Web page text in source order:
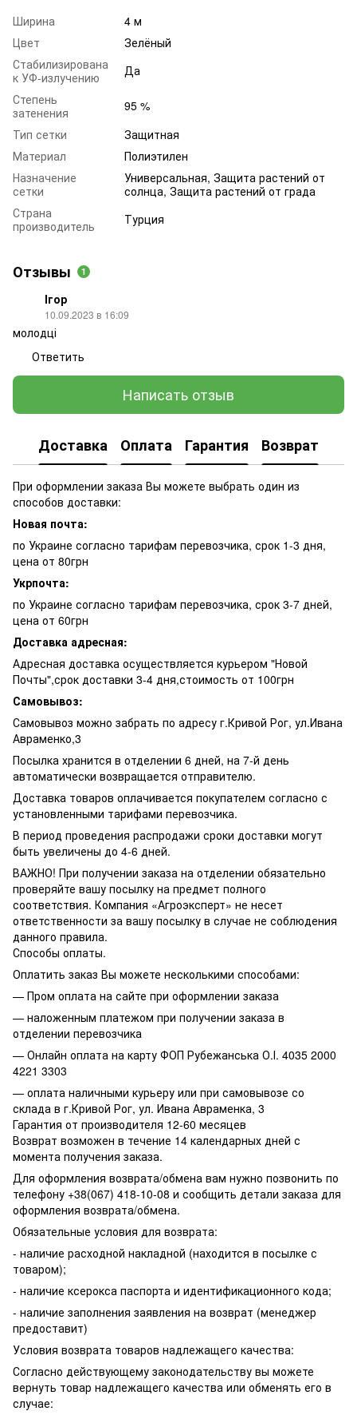
Ширина
4 м
Цвет
Зелёный
Стабилизирована
к УФ-излучению
Да
Степень
затенения
95 %
Тип сетки
Защитная
Материал
Полиэтилен
Назначение
сетки
Универсальная, Защита растений от
солнца, Защита растений от града
Страна
производитель
Турция
Отзывы 1
Ігор
10.09.2023 в 16:09
молодці
Ответить
Написать отзыв
Доставка Оплата Гарантия Возврат
При оформлении заказа Вы можете выбрать один из
способов доставки:
Новая почта:
по Украине согласно тарифам перевозчика, срок 1-3 дня,
цена от 80грн
Укрпочта:
по Украине согласно тарифам перевозчика, срок 3-7 дней,
цена от 60грн
Доставка адресная:
Адресная доставка осуществляется курьером "Новой
Почты",срок доставки 3-4 дня,стоимость от 100грн
Самовывоз:
Самовывоз можно забрать по адресу г.Кривой Рог, ул.Ивана
Авраменко,3
Посылка хранится в отделении 6 дней, на 7-й день
автоматически возвращается отправителю.
Доставка товаров оплачивается покупателем согласно с
установленными тарифами перевозчика.
В период проведения распродажи сроки доставки могут
быть увеличены до 4-6 дней.
ВАЖНО! При получении заказа на отделении обязательно
проверяйте вашу посылку на предмет полного
соответствия. Компания «Агроэксперт» не несет
ответственности за вашу посылку в случае не соблюдения
данного правила.
Способы оплаты.
Оплатить заказ Вы можете несколькими способами:
— Пром оплата на сайте при оформлении заказа
— наложенным платежом при получении заказа в
отделении перевозчика
— Онлайн оплата на карту ФОП Рубежанська О.І. 4035 2000
4221 3303
— оплата наличными курьеру или при самовывозе со
склада в г.Кривой Рог, ул. Ивана Авраменка, 3
Гарантия от производителя 12-60 месяцев
Возврат возможен в течение 14 календарных дней с
момента получения заказа.
Для оформления возврата/обмена вам нужно позвонить по
телефону +38(067) 418-10-08 и сообщить детали заказа для
оформления возврата/обмена.
Обязательные условия для возврата:
- наличие расходной накладной (находится в посылке с
товаром);
- наличие ксерокса паспорта и идентификационного кода;
- наличие заполнения заявления на возврат (менеджер
предоставит)
Условия возврата товаров надлежащего качества:
Согласно действующему законодательству вы можете
вернуть товар надлежащего качества или обменять его в
случае: